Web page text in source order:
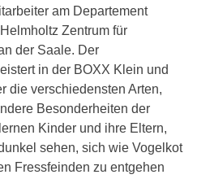
am Departement
Zentrum für
der Saale. Der
in der BOXX Klein und
die verschiedensten Arten,
Besonderheiten der
Kinder und ihre Eltern,
sehen, sich wie Vogelkot
Fressfeinden zu entgehen